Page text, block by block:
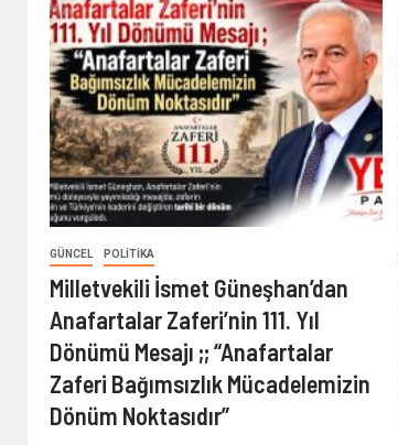
GÜNCEL POLITIKA
Milletvekili İsmet Güneşhan’dan
Anafartalar Zaferi’nin 111. Yıl
Dönümü Mesajı ;; “Anafartalar
Zaferi Bağımsızlık Mücadelemizin
Dönüm Noktasıdır”